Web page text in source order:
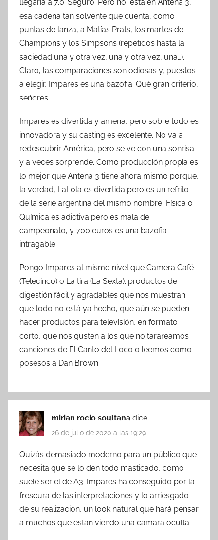
llegaría a 7.0. Seguro. Pero no, está en Antena 3,
esa cadena tan solvente que cuenta, como
puntas de lanza, a Matías Prats, los martes de
Champions y los Simpsons (repetidos hasta la
saciedad una y otra vez, una y otra vez, una…).
Claro, las comparaciones son odiosas y, puestos
a elegir, Impares es una bazofia. Qué gran criterio,
señores.
Impares es divertida y amena, pero sobre todo es
innovadora y su casting es excelente. No va a
redescubrir América, pero se ve con una sonrisa
y a veces sorprende. Como producción propia es
lo mejor que Antena 3 tiene ahora mismo porque,
la verdad, LaLola es divertida pero es un refrito
de la serie argentina del mismo nombre, Física o
Química es adictiva pero es mala de
campeonato, y 700 euros es una bazofia
intragable.
Pongo Impares al mismo nivel que Camera Café
(Telecinco) o La tira (La Sexta): productos de
digestión fácil y agradables que nos muestran
que todo no está ya hecho, que aún se pueden
hacer productos para televisión, en formato
corto, que nos gusten a los que no tarareamos
canciones de El Canto del Loco o leemos como
posesos a Dan Brown.
mirian rocio soultana dice:
26 de julio de 2020 a las 19:29
Quizás demasiado moderno para un público que
necesita que se lo den todo masticado, como
suele ser el de A3. Impares ha conseguido por la
frescura de las interpretaciones y lo arriesgado
de su realización, un look natural que hará pensar
a muchos que están viendo una cámara oculta.